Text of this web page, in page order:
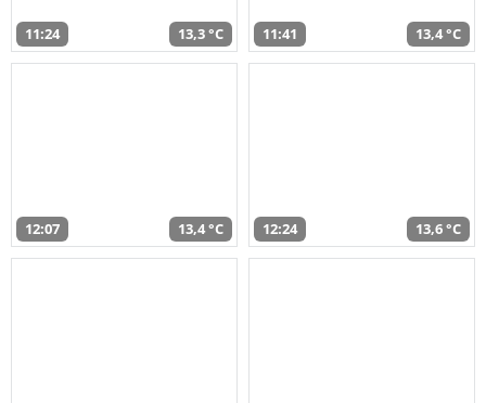
11:24 13,3 °C 11:41 13,4 °C
12:07 13,4 °C 12:24 13,6 °C